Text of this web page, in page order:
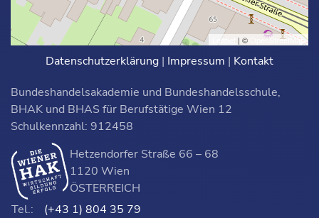
Leaflet | © OpenStreetMap
Datenschutzerklärung | Impressum | Kontakt
Bundeshandelsakademie und Bundeshandelsschule,
BHAK und BHAS für Berufstätige Wien 12
Schulkennzahl: 912458
Hetzendorfer Straße 66 – 68
1120 Wien
ÖSTERREICH
Tel.:
(+43 1) 804 35 79